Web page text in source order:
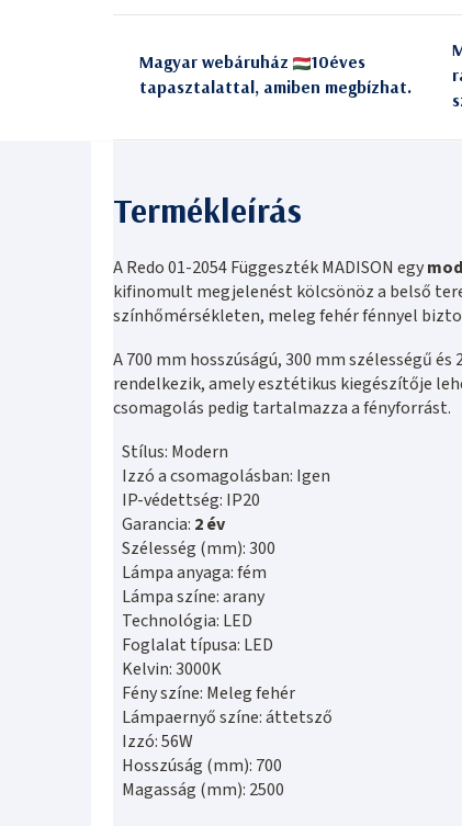
Magyar webáruház
10éves
tapasztalattal, amiben megbízhat.
A Redo 01-2054 Függeszték MADISON egy
kifinomult megjelenést kölcsönöz a belső
színhőmérsékleten, meleg fehér fénnyel
A 700 mm hosszúságú, 300 mm szélességű
rendelkezik, amely esztétikus kiegészítője
csomagolás pedig tartalmazza a fényforrást.
Stílus: Modern
Izzó a csomagolásban: Igen
IP-védettség: IP20
Garancia: 2 év
Szélesség (mm): 300
Lámpa anyaga: fém
Lámpa színe: arany
Technológia: LED
Foglalat típusa: LED
Kelvin: 3000K
Fény színe: Meleg fehér
Lámpaernyő színe: áttetsző
Izzó: 56W
Hosszúság (mm): 700
Magasság (mm): 2500